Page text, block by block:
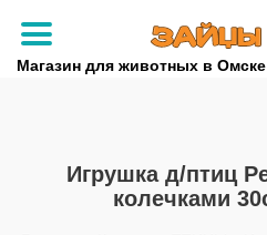
Магазин для животных в Омске
+7
+7
Игрушка д/птиц
колечками